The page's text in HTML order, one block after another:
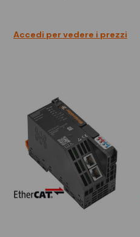
Accedi per vedere i prezzi